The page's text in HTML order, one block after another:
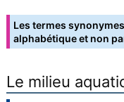
Les termes
alphabétique et non
Le milieu